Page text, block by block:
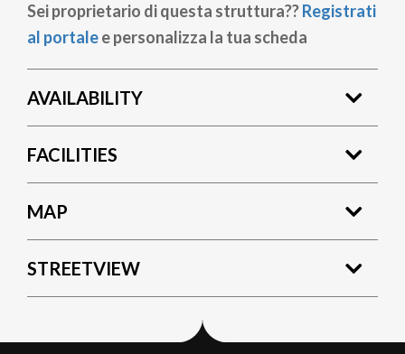
Sei proprietario di questa struttura??Registrati
al portalee personalizza la tua scheda
AVAILABILITY
FACILITIES
MAP
STREETVIEW